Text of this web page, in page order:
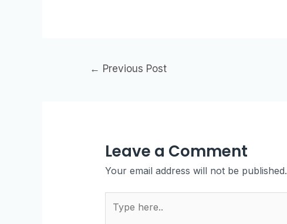
← Previous Post
Leave a Comment
Your email address will not be published.
here..